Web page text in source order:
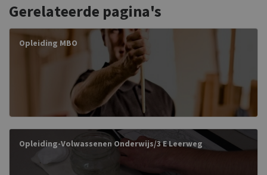
Gerelateerde pagina's
Opleiding MBO
Opleiding-Volwassenen Onderwijs/3 E Leerweg